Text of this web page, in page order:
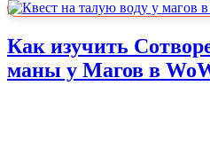
Как изучить
маны у Магов в